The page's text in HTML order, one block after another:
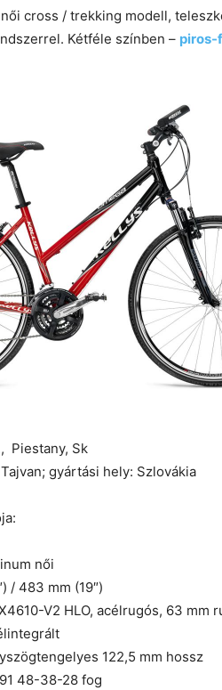
cross / trekking modell,
Kétféle színben – piros-
Piestany, Sk
gyártási hely: Szlovákia
női
/ 483 mm (19″)
V2 HLO, acélrugós, 63 mm
122,5 mm hossz
48-38-28 fog